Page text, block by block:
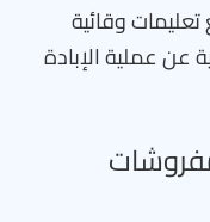
وقائية
عن عملية الإبادة